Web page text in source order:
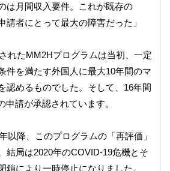
は月間収入要件。これが既存の
請者にとって最大の障害だった」
れたMM2Hプログラムは当初、一定
件を満たす外国人に最大10年間のマ
認めるものでした。そして、16年間
申請が承認されています。
以降、このプログラムの「再評価」
結局は2020年のCOVID-19危機とそ
鎖により一時停止になりました。